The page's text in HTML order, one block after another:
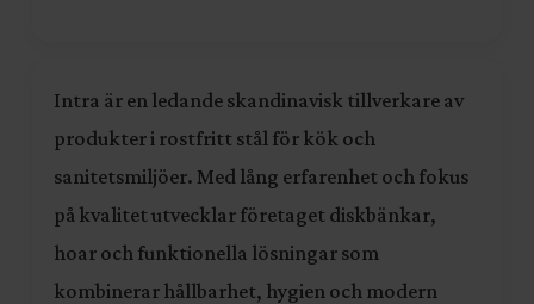
Intra är en ledande skandinavisk tillverkare av
produkter i rostfritt stål för kök och
sanitetsmiljöer. Med lång erfarenhet och fokus
på kvalitet utvecklar företaget diskbänkar,
hoar och funktionella lösningar som
kombinerar hållbarhet, hygien och modern